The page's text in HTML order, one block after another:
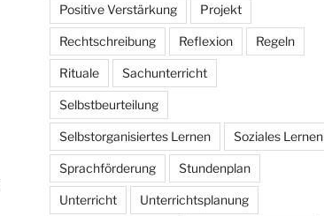
Positive Verstärkung Projekt
Rechtschreibung Reflexion Regeln
Rituale Sachunterricht
Selbstbeurteilung
Selbstorganisiertes Lernen Soziales Lernen
Sprachförderung Stundenplan
Unterricht Unterrichtsplanung